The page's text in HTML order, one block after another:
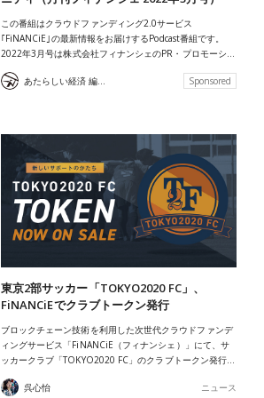
この番組はクラウドファンディング2.0サービス
｢FiNANCiE｣の最新情報をお届けするPodcast番組です。
2022年3月号は株式会社フィナンシェのPR・プロモーシ…
Sponsored
東京2部サッカー「TOKYO2020 FC」、
FiNANCiEでクラブトークン発行
ブロックチェーン技術を利用した次世代クラウドファンデ
ィングサービス「FiNANCiE（フィナンシェ）」にて、サ
ッカークラブ「TOKYO2020 FC」のクラブトークン発行…
呉心怡 ニュース